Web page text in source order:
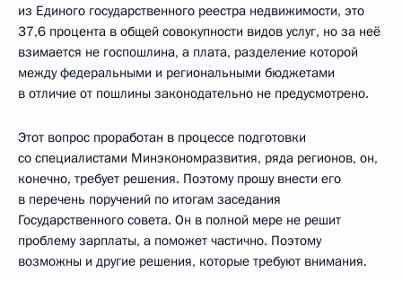
из Единого государственного реестра недвижимости, это
37,6 процента в общей совокупности видов услуг, но за неё
взимается не госпошлина, а плата, разделение которой
между федеральными и региональными бюджетами
в отличие от пошлины законодательно не предусмотрено.
Этот вопрос проработан в процессе подготовки
со специалистами Минэкономразвития, ряда регионов, он,
конечно, требует решения. Поэтому прошу внести его
в перечень поручений по итогам заседания
Государственного совета. Он в полной мере не решит
проблему зарплаты, а поможет частично. Поэтому
возможны и другие решения, которые требуют внимания.